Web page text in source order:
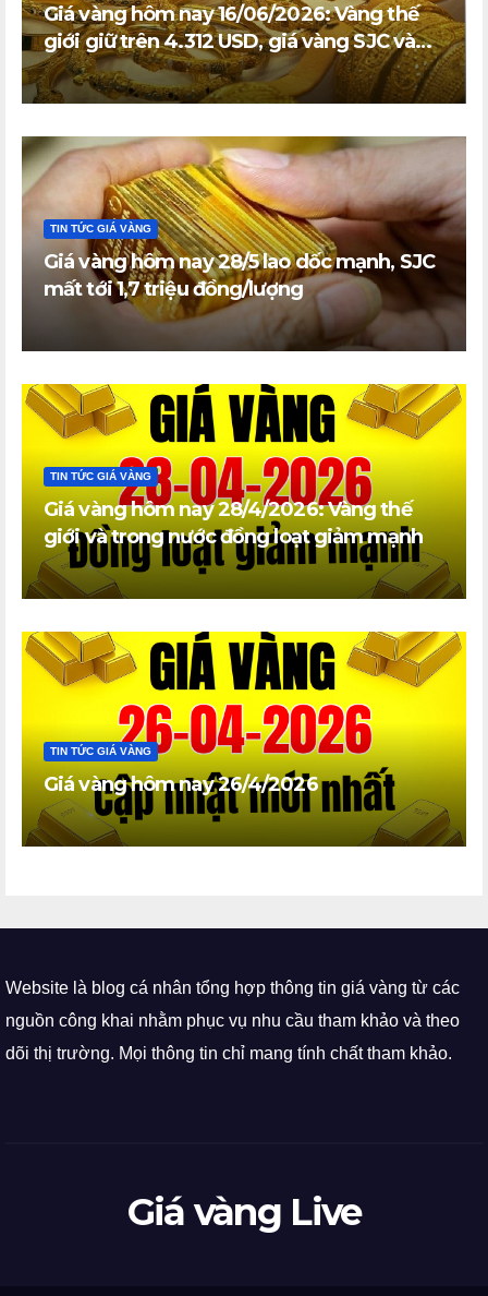
Giá vàng hôm nay 16/06/2026: Vàng thế
giới giữ trên 4.312 USD, giá vàng SJC và
vàng nhẫn trong nước đi ngang
TIN TỨC GIÁ VÀNG
Giá vàng hôm nay 28/5 lao dốc mạnh, SJC
mất tới 1,7 triệu đồng/lượng
TIN TỨC GIÁ VÀNG
Giá vàng hôm nay 28/4/2026: Vàng thế
giới và trong nước đồng loạt giảm mạnh
TIN TỨC GIÁ VÀNG
Giá vàng hôm nay 26/4/2026
Website là blog cá nhân tổng hợp thông tin giá vàng từ các
nguồn công khai nhằm phục vụ nhu cầu tham khảo và theo
dõi thị trường. Mọi thông tin chỉ mang tính chất tham khảo.
Giá vàng Live